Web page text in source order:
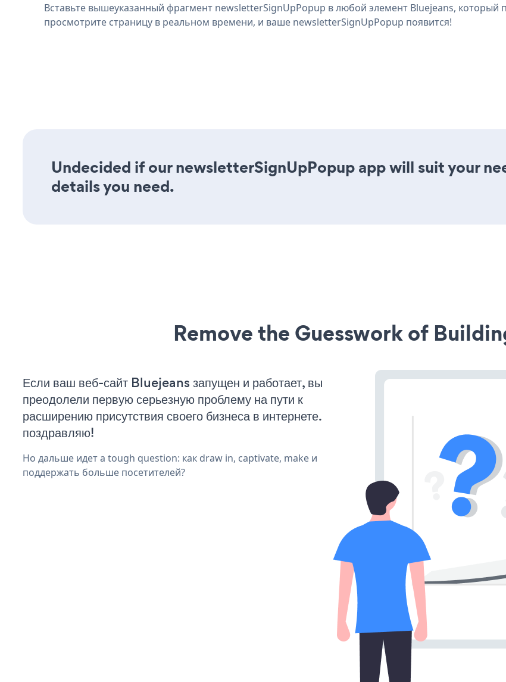
Вставьте вышеуказанный фрагмент newsletterSignUpPopup в любой элемент Bluejeans, который
просмотрите страницу в реальном времени, и ваше newsletterSignUpPopup появится!
Undecided if our newsletterSignUpPopup app will suit your
details you need.
Remove the Guesswork of
Если ваш веб-сайт Bluejeans запущен и работает, вы
преодолели первую серьезную проблему на пути к
расширению присутствия своего бизнеса в интернете.
поздравляю!
Но дальше идет a tough question: как draw in, captivate, make и
поддержать больше посетителей?